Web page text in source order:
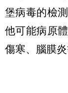
堡病毒的檢
他可能病原
傷寒、腦膜炎